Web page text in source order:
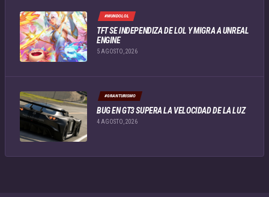
#MUNDOLOL
TFT SE INDEPENDIZA DE LOL Y MIGRA A UNREAL
ENGINE
5 AGOSTO, 2026
#GRANTURISMO
BUG EN GT3 SUPERA LA VELOCIDAD DE LA LUZ
4 AGOSTO, 2026